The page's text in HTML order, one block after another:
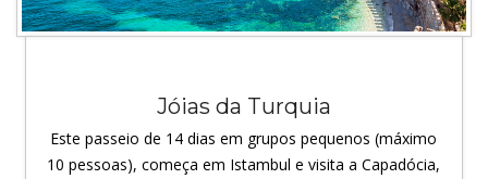
Jóias da Turquia
Este passeio de 14 dias em grupos pequenos (máximo
10 pessoas), começa em Istambul e visita a Capadócia,